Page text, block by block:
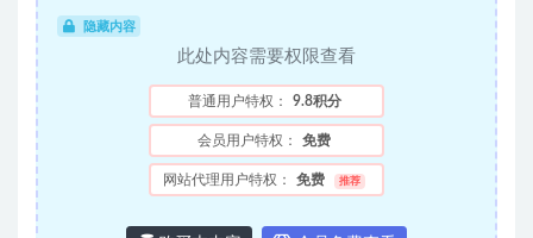
隐藏内容
此处内容需要权限查看
普通用户特权： 9.8积分
会员用户特权： 免费
网站代理用户特权： 免费 推荐